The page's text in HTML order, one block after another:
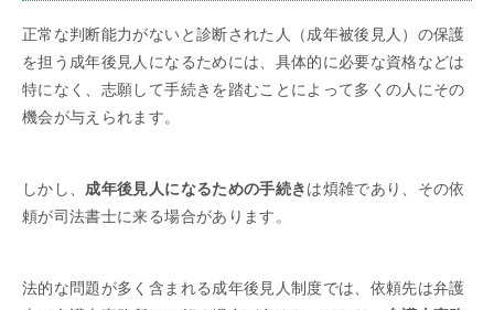
正常な判断能力がないと診断された人（成年被後見人）の保護
を担う成年後見人になるためには、具体的に必要な資格などは
特になく、志願して手続きを踏むことによって多くの人にその
機会が与えられます。
しかし、 成年後見人になるための手続きは煩雑であり、その依
頼が司法書士に来る場合があります。
法的な問題が多く含まれる成年後見人制度では、依頼先は弁護